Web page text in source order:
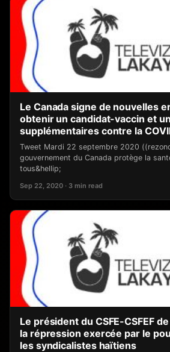
Le Canada signe de nouvelles
obtenir un candidat-vaccin et
supplémentaires contre la
Tweet Mardi 22 septembre 2020
gouvernement du Canada protège la
tous&hellip;
Sep 22, 2020 · 3 min read
Le président du CSFE-CSFEF
la répression exercée par le
les syndicalistes haïtiens